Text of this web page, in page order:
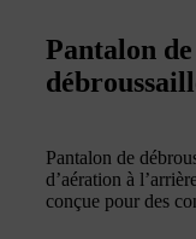
Pantalon
Pantalon de
d’aération à
conçue pour des